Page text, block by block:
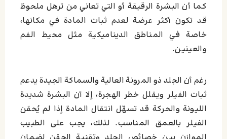
كما أن البشرة الرقيقة أو التي تعاني من ترهل ملحوظ
قد تكون أكثر عرضة لعدم ثبات المادة في مكانها،
خاصة في المناطق الديناميكية مثل محيط الفم
والعينين.
رغم أن الجلد ذو المرونة العالية والسماكة الجيدة يدعم
ثبات الفيلر ويقلل خطر الهجرة، إلا أن البشرة شديدة
الليونة والحركة قد تسهّل انتقال المادة إذا لم يُحقن
الفيلر بالعمق المناسب. لذلك، يجب على الطبيب